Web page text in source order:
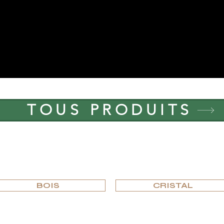
TOUS PRODUITS
BOIS CRISTAL